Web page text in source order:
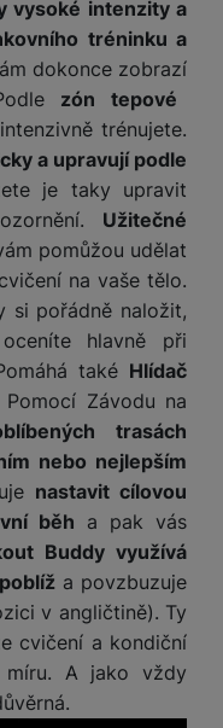
vysoké intenzity a
tréninku a
dokonce zobrazí
zón tepové
trénujete.
a upravují podle
je taky upravit
Užitečné
pomůžou udělat
na vaše tělo.
si pořádně naložit,
hlavně při
také Hlídač
Pomocí Závodu na
trasách
nebo nejlepším
nastavit cílovou
běh a pak vás
Buddy využívá
a povzbuzuje
v angličtině). Ty
cvičení a kondiční
míru. A jako vždy